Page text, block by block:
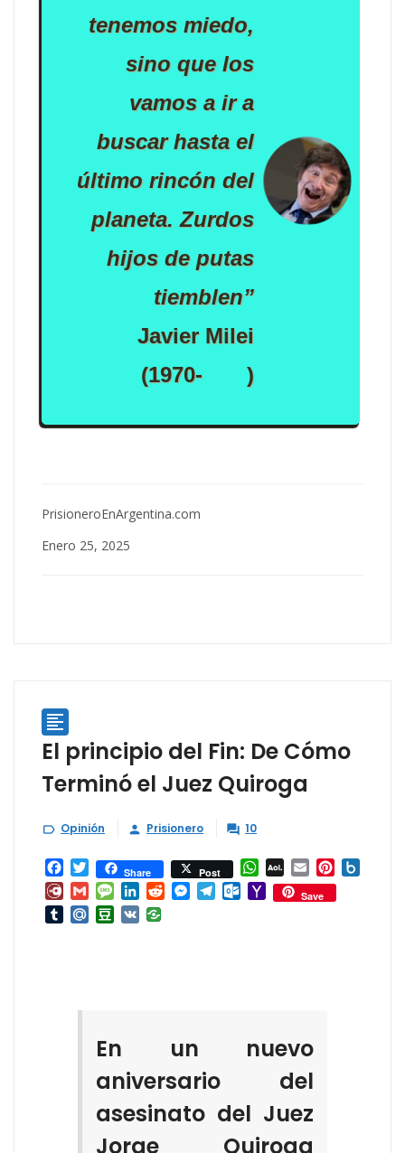
tenemos miedo,
sino que los
vamos a ir a
buscar hasta el
último rincón del
planeta. Zurdos
hijos de putas
tiemblen”
Javier Milei
(1970- )
PrisioneroEnArgentina.com
Enero 25, 2025

El principio del Fin: De Cómo
Terminó el Juez Quiroga
 Opinión  Prisionero  10
Facebook
TwitterShare Post WhatsApp
AOL
Mail
Email Pinterest
Diary.RuGmailMessage
LinkedInRedditMessenger
TelegramOutlook.com
YahooSave
TumblrMail.RuDouban
VK
En un nuevo
aniversario del
asesinato del Juez
Jorge Quiroga